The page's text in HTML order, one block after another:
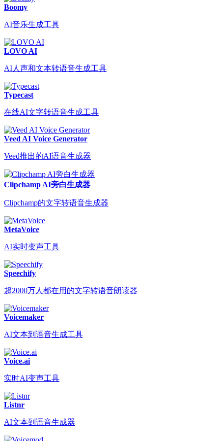
Boomy
AI音乐生成工具
LOVO AI
AI人声和文本转语音生成工具
Typecast
在线AI文字转语音生成工具
Veed AI Voice Generator
Veed推出的AI语音生成器
Clipchamp AI旁白生成器
Clipchamp的文字转语音生成器
MetaVoice
AI实时变声工具
Speechify
超2000万人都在用的文字转语音朗读器
Voicemaker
AI文本到语音生成工具
Voice.ai
实时AI变声工具
Listnr
AI文本到语音生成器